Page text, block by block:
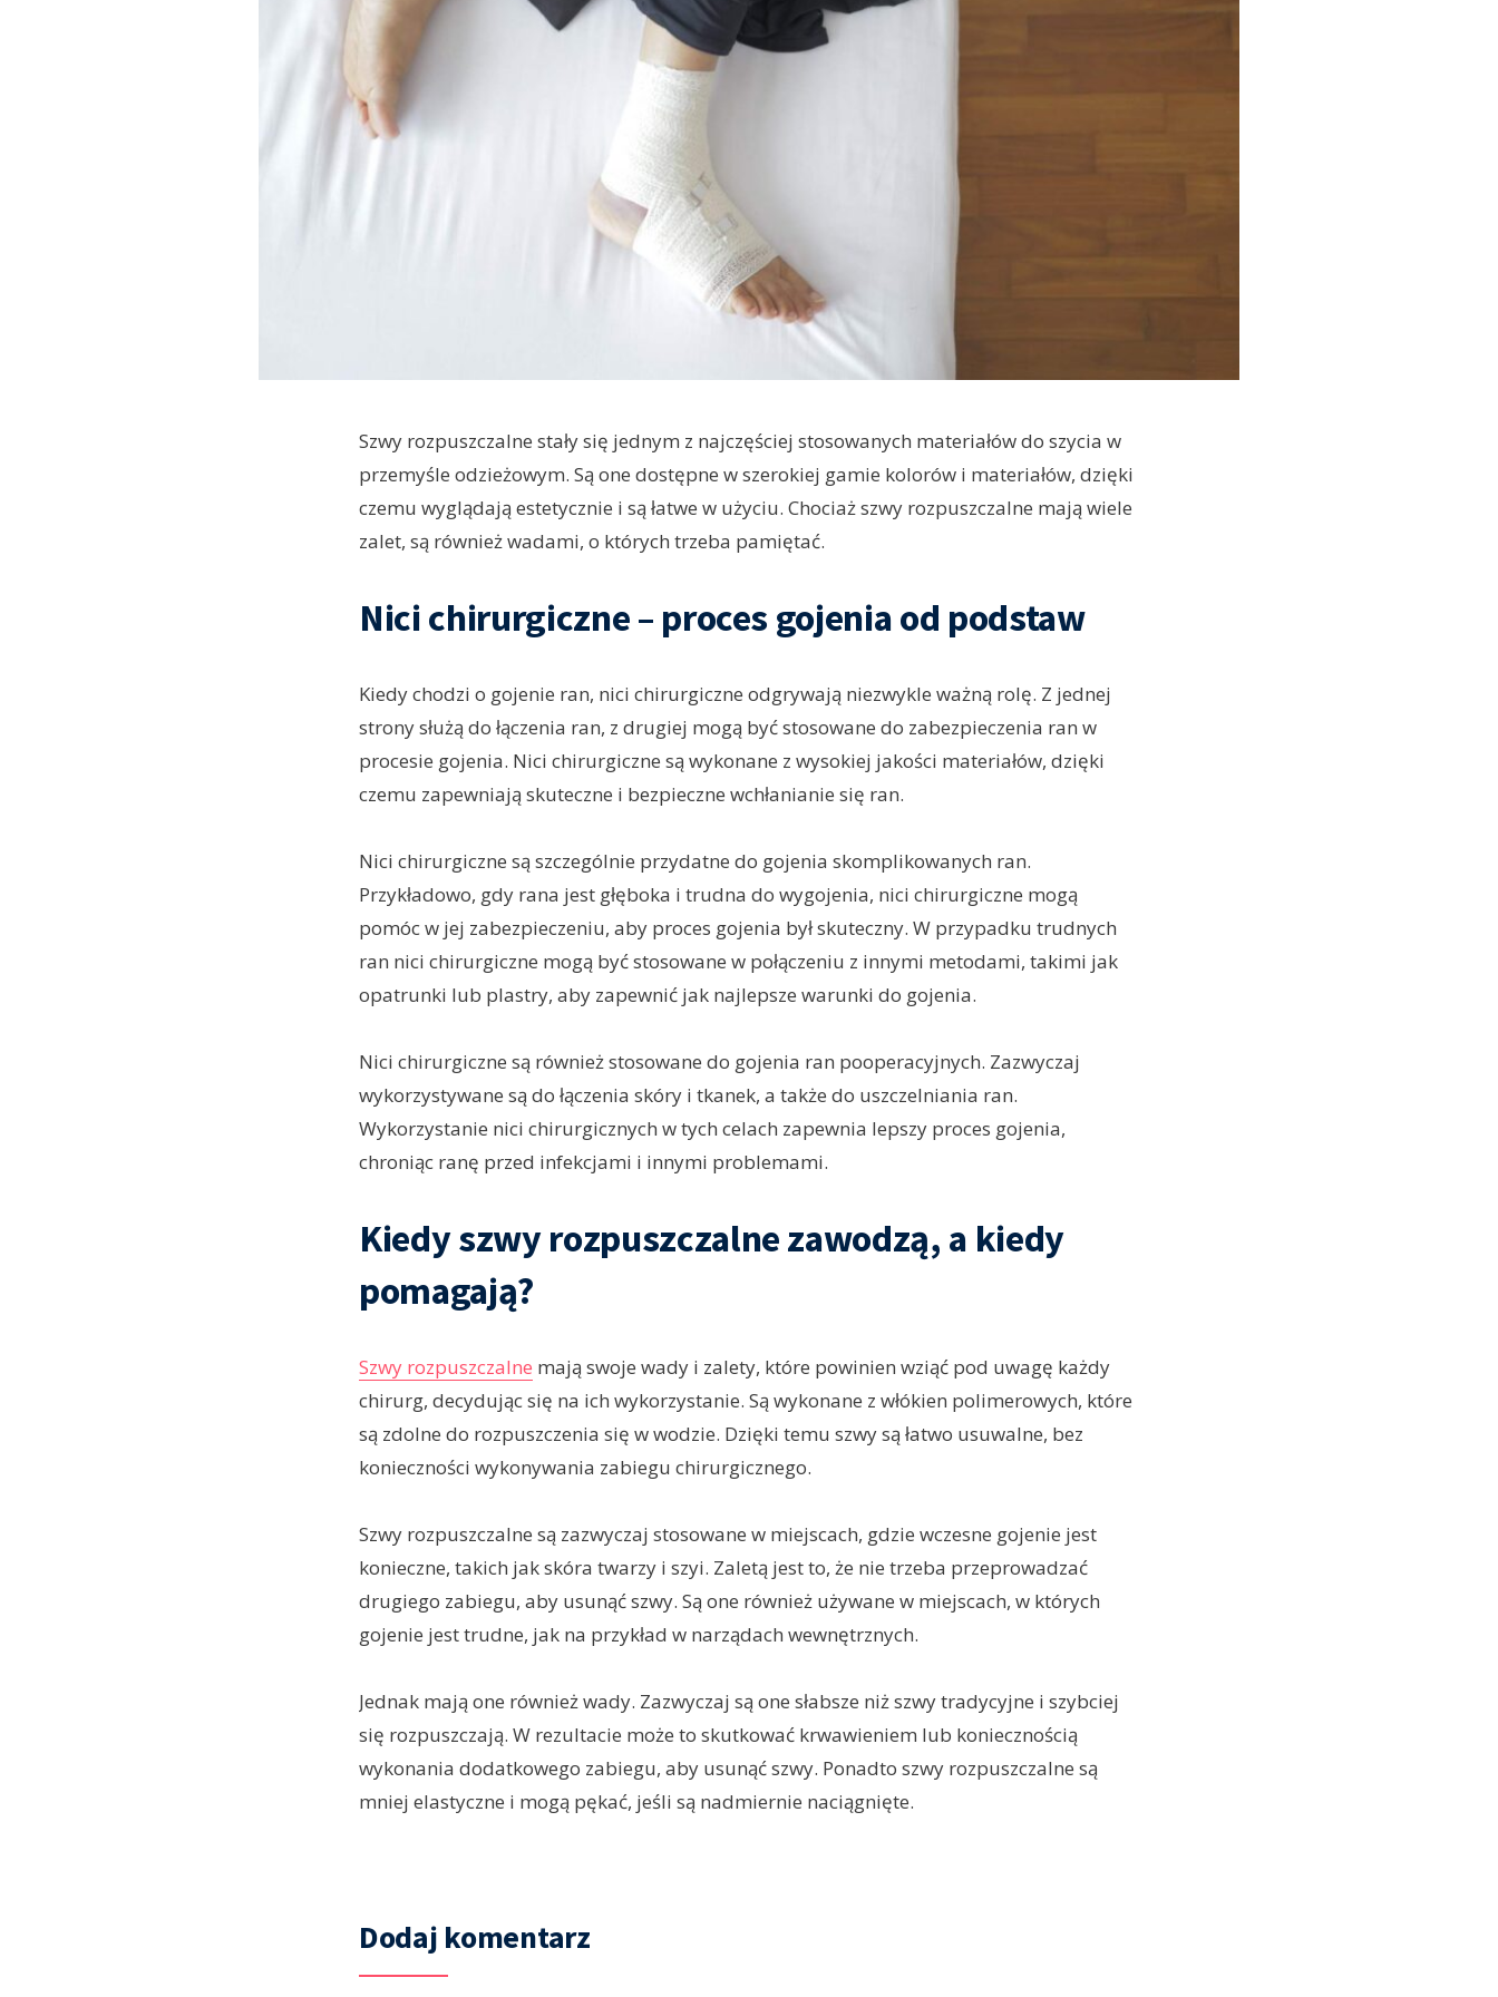
Szwy rozpuszczalne stały się jednym z najczęściej stosowanych materiałów do szycia w
przemyśle odzieżowym. Są one dostępne w szerokiej gamie kolorów i materiałów, dzięki
czemu wyglądają estetycznie i są łatwe w użyciu. Chociaż szwy rozpuszczalne mają wiele
zalet, są również wadami, o których trzeba pamiętać.
Nici chirurgiczne – proces gojenia od podstaw
Kiedy chodzi o gojenie ran, nici chirurgiczne odgrywają niezwykle ważną rolę. Z jednej
strony służą do łączenia ran, z drugiej mogą być stosowane do zabezpieczenia ran w
procesie gojenia. Nici chirurgiczne są wykonane z wysokiej jakości materiałów, dzięki
czemu zapewniają skuteczne i bezpieczne wchłanianie się ran.
Nici chirurgiczne są szczególnie przydatne do gojenia skomplikowanych ran.
Przykładowo, gdy rana jest głęboka i trudna do wygojenia, nici chirurgiczne mogą
pomóc w jej zabezpieczeniu, aby proces gojenia był skuteczny. W przypadku trudnych
ran nici chirurgiczne mogą być stosowane w połączeniu z innymi metodami, takimi jak
opatrunki lub plastry, aby zapewnić jak najlepsze warunki do gojenia.
Nici chirurgiczne są również stosowane do gojenia ran pooperacyjnych. Zazwyczaj
wykorzystywane są do łączenia skóry i tkanek, a także do uszczelniania ran.
Wykorzystanie nici chirurgicznych w tych celach zapewnia lepszy proces gojenia,
chroniąc ranę przed infekcjami i innymi problemami.
Kiedy szwy rozpuszczalne zawodzą, a kiedy
pomagają?
Szwy rozpuszczalne mają swoje wady i zalety, które powinien wziąć pod uwagę każdy
chirurg, decydując się na ich wykorzystanie. Są wykonane z włókien polimerowych, które
są zdolne do rozpuszczenia się w wodzie. Dzięki temu szwy są łatwo usuwalne, bez
konieczności wykonywania zabiegu chirurgicznego.
Szwy rozpuszczalne są zazwyczaj stosowane w miejscach, gdzie wczesne gojenie jest
konieczne, takich jak skóra twarzy i szyi. Zaletą jest to, że nie trzeba przeprowadzać
drugiego zabiegu, aby usunąć szwy. Są one również używane w miejscach, w których
gojenie jest trudne, jak na przykład w narządach wewnętrznych.
Jednak mają one również wady. Zazwyczaj są one słabsze niż szwy tradycyjne i szybciej
się rozpuszczają. W rezultacie może to skutkować krwawieniem lub koniecznością
wykonania dodatkowego zabiegu, aby usunąć szwy. Ponadto szwy rozpuszczalne są
mniej elastyczne i mogą pękać, jeśli są nadmiernie naciągnięte.
Dodaj komentarz